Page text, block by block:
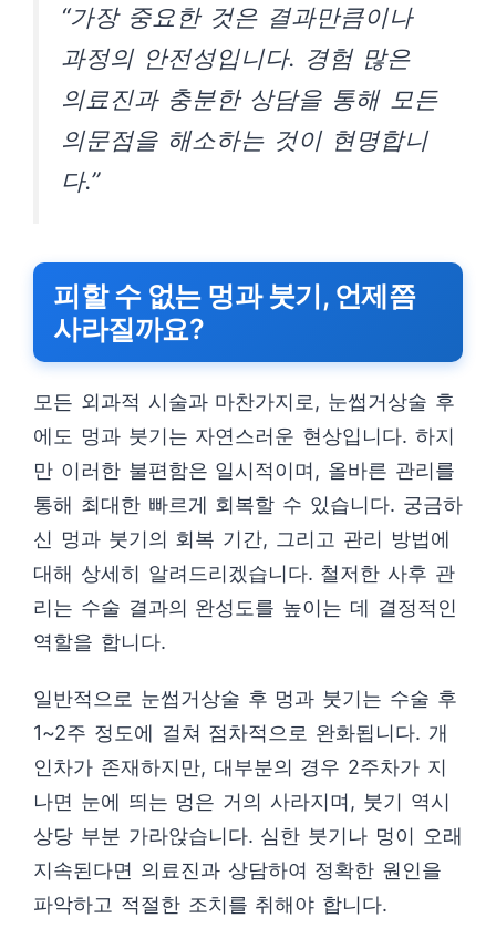
“가장 중요한 것은 결과만큼이나
과정의 안전성입니다. 경험 많은
의료진과 충분한 상담을 통해 모든
의문점을 해소하는 것이 현명합니
다.”
피할 수 없는 멍과 붓기, 언제쯤
사라질까요?
모든 외과적 시술과 마찬가지로, 눈썹거상술 후
에도 멍과 붓기는 자연스러운 현상입니다. 하지
만 이러한 불편함은 일시적이며, 올바른 관리를
통해 최대한 빠르게 회복할 수 있습니다. 궁금하
신 멍과 붓기의 회복 기간, 그리고 관리 방법에
대해 상세히 알려드리겠습니다. 철저한 사후 관
리는 수술 결과의 완성도를 높이는 데 결정적인
역할을 합니다.
일반적으로 눈썹거상술 후 멍과 붓기는 수술 후
1~2주 정도에 걸쳐 점차적으로 완화됩니다. 개
인차가 존재하지만, 대부분의 경우 2주차가 지
나면 눈에 띄는 멍은 거의 사라지며, 붓기 역시
상당 부분 가라앉습니다. 심한 붓기나 멍이 오래
지속된다면 의료진과 상담하여 정확한 원인을
파악하고 적절한 조치를 취해야 합니다.